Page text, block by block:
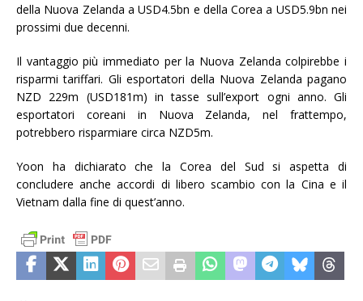
della Nuova Zelanda a USD4.5bn e della Corea a USD5.9bn nei
prossimi due decenni.
Il vantaggio più immediato per la Nuova Zelanda colpirebbe i
risparmi tariffari. Gli esportatori della Nuova Zelanda pagano
NZD 229m (USD181m) in tasse sull’export ogni anno. Gli
esportatori coreani in Nuova Zelanda, nel frattempo,
potrebbero risparmiare circa NZD5m.
Yoon ha dichiarato che la Corea del Sud si aspetta di
concludere anche accordi di libero scambio con la Cina e il
Vietnam dalla fine di quest’anno.